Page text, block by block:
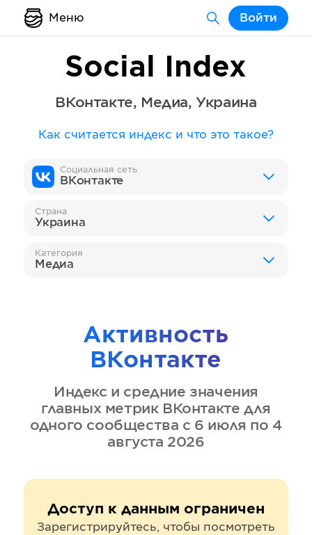
Меню Войти
Social Index
ВКонтакте, Медиа, Украина
Как считается индекс и что это такое?
Социальная сеть
ВКонтакте
Страна
Украина
Категория
Медиа
Активность
ВКонтакте
Индекс и средние значения
главных метрик ВКонтакте для
одного сообщества с 6 июля по 4
августа 2026
Доступ к данным ограничен
Зарегистрируйтесь, чтобы посмотреть